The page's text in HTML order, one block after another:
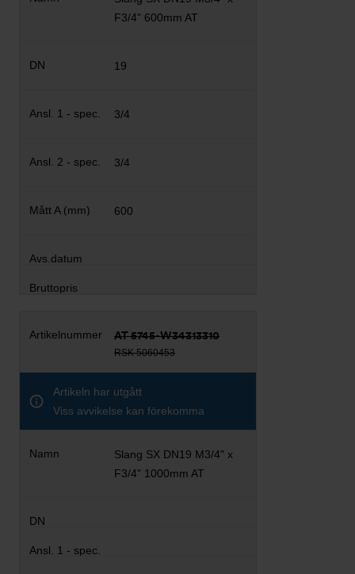
F3/4" 600mm AT
19
3/4
3/4
600
AT 5745-W34313310
RSK 5060453
Artikeln har utgått
Viss avvikelse kan förekomma
Slang SX DN19 M3/4" x
F3/4" 1000mm AT